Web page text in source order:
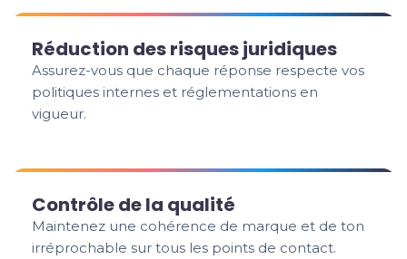
Réduction des risques juridiques
Assurez-vous que chaque réponse respecte vos
politiques internes et réglementations en
vigueur.
Contrôle de la qualité
Maintenez une cohérence de marque et de ton
irréprochable sur tous les points de contact.